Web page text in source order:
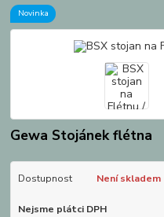
Novinka
Gewa Stojánek flétna
Dostupnost Není skladem
Nejsme plátci DPH